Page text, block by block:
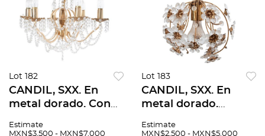
Lot 182
CANDIL, SXX. En
metal dorado. Con
brazos ondulados y
Estimate
MXN$3,500 - MXN$7,000
Lot 183
CANDIL, SXX. En
metal dorado.
electrificado para 1
Estimate
MXN$2,500 - MXN$5,000